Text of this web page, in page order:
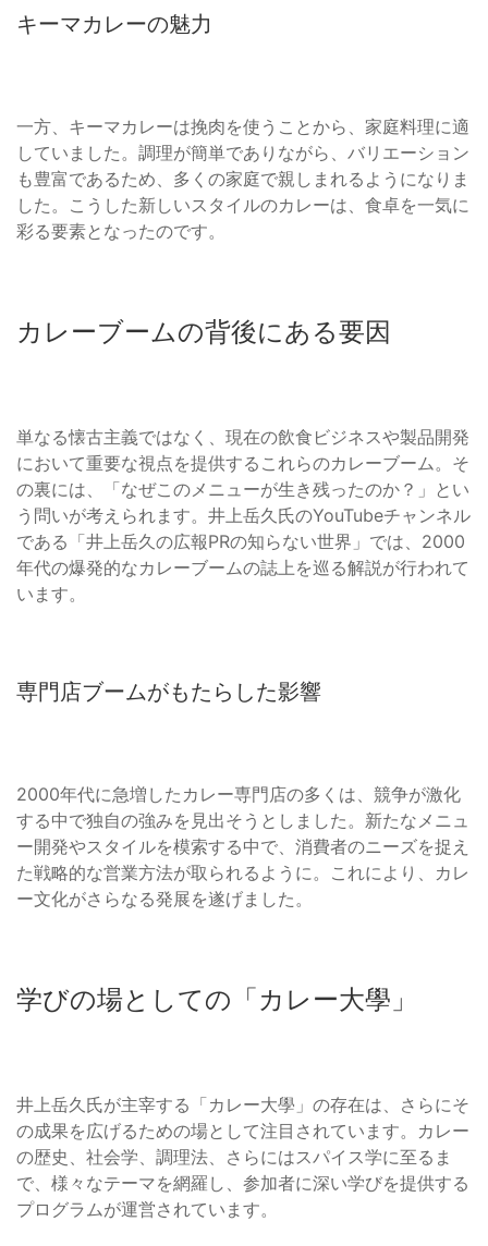
キーマカレーの魅力
一方、キーマカレーは挽肉を使うことから、家庭料理に適
していました。調理が簡単でありながら、バリエーション
も豊富であるため、多くの家庭で親しまれるようになりま
した。こうした新しいスタイルのカレーは、食卓を一気に
彩る要素となったのです。
カレーブームの背後にある要因
単なる懐古主義ではなく、現在の飲食ビジネスや製品開発
において重要な視点を提供するこれらのカレーブーム。そ
の裏には、「なぜこのメニューが生き残ったのか？」とい
う問いが考えられます。井上岳久氏のYouTubeチャンネル
である「井上岳久の広報PRの知らない世界」では、2000
年代の爆発的なカレーブームの誌上を巡る解説が行われて
います。
専門店ブームがもたらした影響
2000年代に急増したカレー専門店の多くは、競争が激化
する中で独自の強みを見出そうとしました。新たなメニュ
ー開発やスタイルを模索する中で、消費者のニーズを捉え
た戦略的な営業方法が取られるように。これにより、カレ
ー文化がさらなる発展を遂げました。
学びの場としての「カレー大學」
井上岳久氏が主宰する「カレー大學」の存在は、さらにそ
の成果を広げるための場として注目されています。カレー
の歴史、社会学、調理法、さらにはスパイス学に至るま
で、様々なテーマを網羅し、参加者に深い学びを提供する
プログラムが運営されています。